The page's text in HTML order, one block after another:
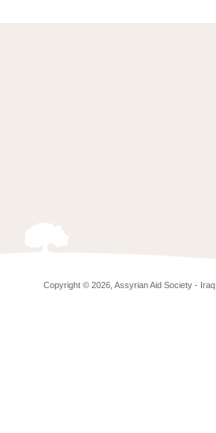
Copyright © 2026, Assyrian Aid Society - Iraq